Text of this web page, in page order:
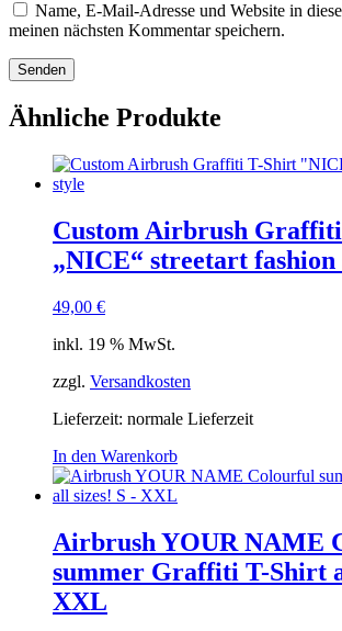
Name, E-Mail-Adresse und Website in
meinen nächsten Kommentar speichern.
Ähnliche Produkte
Custom Airbrush
„NICE“ streetart fashion
49,00 €
inkl. 19 % MwSt.
zzgl. Versandkosten
Lieferzeit: normale Lieferzeit
In den Warenkorb
Airbrush YOUR NAME
summer Graffiti T-Shirt
XXL